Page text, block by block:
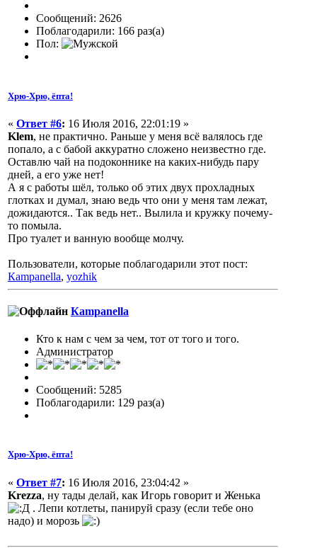
Сообщений: 2626
Поблагодарили: 166 раз(а)
Пол:
Хрю-Хрю, ёпта!
« Ответ #6: 16 Июля 2016, 22:01:19 »
Klem, не практично. Раньше у меня всё валялось где
попало, а с бабой аккуратно сложено неизвестно где.
Оставлю чай на подоконнике на каких-нибудь пару
дней, а его уже нет!
А я с работы шёл, только об этих двух прохладных
глотках и думал, знаю ведь что они у меня там лежат,
дожидаются.. Так ведь нет.. Вылила и кружку почему-
то помыла.
Про туалет и ванную вообще молчу.
Пользователи, которые поблагодарили этот пост:
Кampanella, yozhik
Кampanella
Кто к нам с чем за чем, тот от того и того.
Администратор
Сообщений: 5285
Поблагодарили: 129 раз(а)
Хрю-Хрю, ёпта!
« Ответ #7: 16 Июля 2016, 23:04:42 »
Krezza, ну тады делай, как Игорь говорит и Женька
. Лепи котлеты, панируй сразу (если тебе оно
надо) и морозь